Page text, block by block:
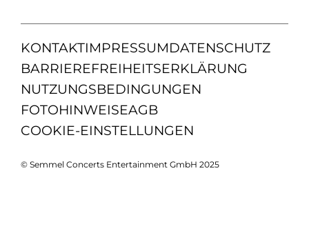
KONTAKTIMPRESSUMDATENSCHUTZ
BARRIEREFREIHEITSERKLÄRUNG
NUTZUNGSBEDINGUNGEN
FOTOHINWEISEAGB
COOKIE-EINSTELLUNGEN
© Semmel Concerts Entertainment GmbH 2025